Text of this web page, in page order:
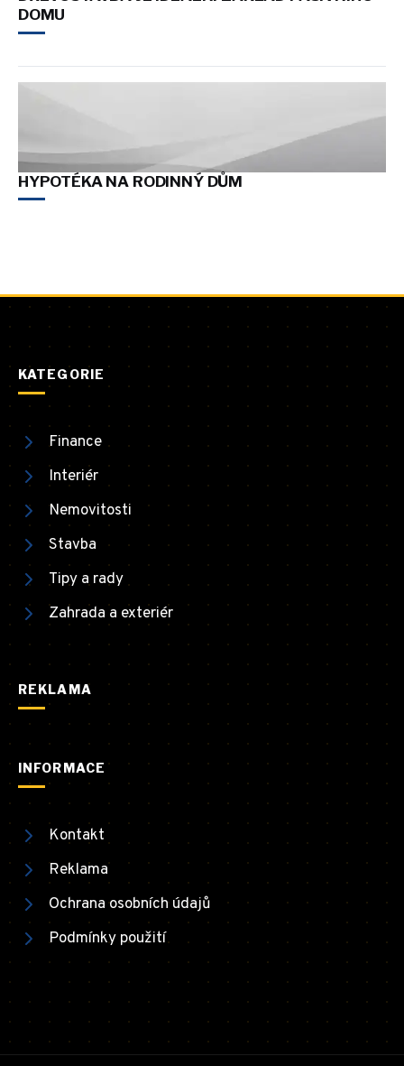
DOMU
HYPOTÉKA NA RODINNÝ DŮM
KATEGORIE
Finance
Interiér
Nemovitosti
Stavba
Tipy a rady
Zahrada a exteriér
REKLAMA
INFORMACE
Kontakt
Reklama
Ochrana osobních údajů
Podmínky použití